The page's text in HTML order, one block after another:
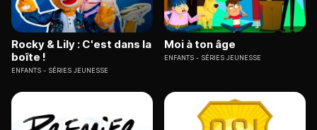
Rocky & Lily : C'est dans la
boîte !
ENFANTS SÉRIES JEUNESSE
Moi à ton âge
ENFANTS SÉRIES JEUNESSE